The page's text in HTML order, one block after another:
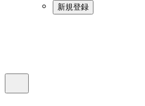
新規登録